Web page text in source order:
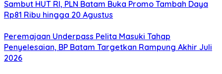
Sambut HUT RI, PLN Batam Buka Promo Tambah Daya
Rp81 Ribu hingga 20 Agustus
Peremajaan Underpass Pelita Masuki Tahap
Penyelesaian, BP Batam Targetkan Rampung Akhir Juli
2026